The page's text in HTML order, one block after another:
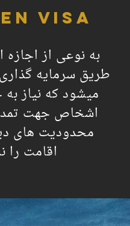
Visa​
به نوعی از اجازه
طریق سرمایه
میشود که نیاز
اشخاص جهت
محدودیت های
اقامت را